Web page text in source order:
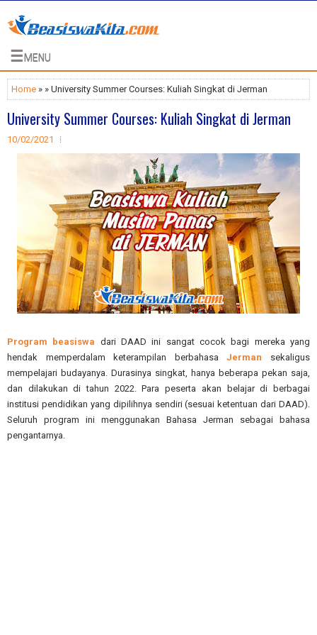
☰ MENU
Home » » University Summer Courses: Kuliah Singkat di Jerman
University Summer Courses: Kuliah Singkat di Jerman
10/02/2021
Program beasiswa dari DAAD ini sangat cocok bagi mereka yang
hendak memperdalam keterampilan berbahasaJerman sekaligus
mempelajari budayanya. Durasinya singkat, hanya beberapa pekan saja,
dan dilakukan di tahun 2022. Para peserta akan belajar di berbagai
institusi pendidikan yang dipilihnya sendiri (sesuai ketentuan dari DAAD).
Seluruh program ini menggunakan Bahasa Jerman sebagai bahasa
pengantarnya.